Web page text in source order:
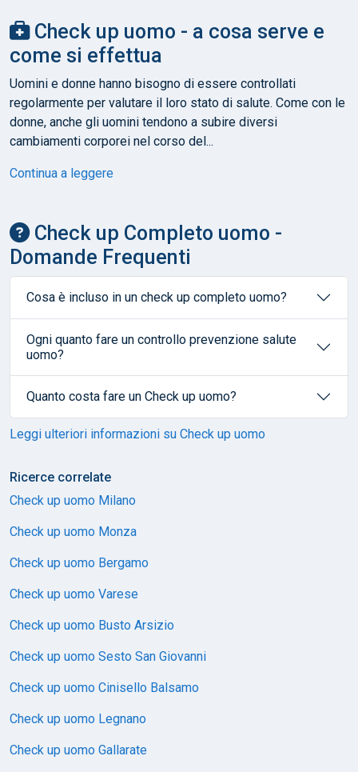
Check up uomo - a cosa serve e
come si effettua
Uomini e donne hanno bisogno di essere controllati
regolarmente per valutare il loro stato di salute. Come con le
donne, anche gli uomini tendono a subire diversi
cambiamenti corporei nel corso del...
Continua a leggere
Check up Completo uomo -
Domande Frequenti
Cosa è incluso in un check up completo uomo?
Ogni quanto fare un controllo prevenzione salute
uomo?
Quanto costa fare un Check up uomo?
Leggi ulteriori informazioni su Check up uomo
Ricerce correlate
Check up uomo Milano
Check up uomo Monza
Check up uomo Bergamo
Check up uomo Varese
Check up uomo Busto Arsizio
Check up uomo Sesto San Giovanni
Check up uomo Cinisello Balsamo
Check up uomo Legnano
Check up uomo Gallarate